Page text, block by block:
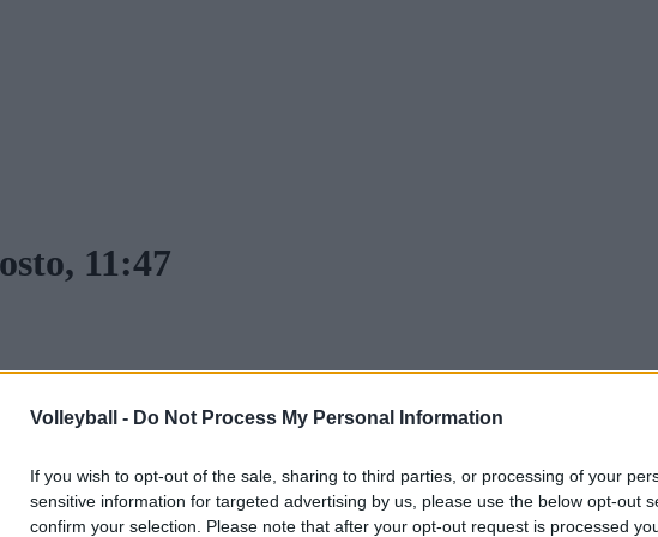
Volleyball - Do Not Process My Personal Information
If you wish to opt-out of the sale, sharing to third parties, or processing of your
sensitive information for targeted advertising by us, please use the below opt-out
confirm your selection. Please note that after your opt-out request is processed
11:47